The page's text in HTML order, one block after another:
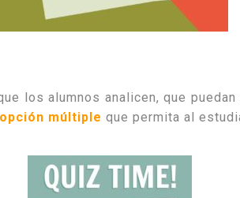
los alumnos analicen, que
opción múltiple que permita al